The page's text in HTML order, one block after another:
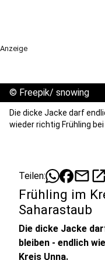
Anzeige
© Freepik/ snowing
Die dicke Jacke darf
wieder richtig Frühling bei
Teilen: mailopen_in_new
Frühling im
Saharastaub
Die dicke Jacke
bleiben - endlich
Kreis Unna.